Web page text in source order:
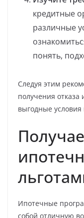
кредитные
различные
понять,
Следуя этим
получения
выгодные условия
Ипотечные
собой отличную